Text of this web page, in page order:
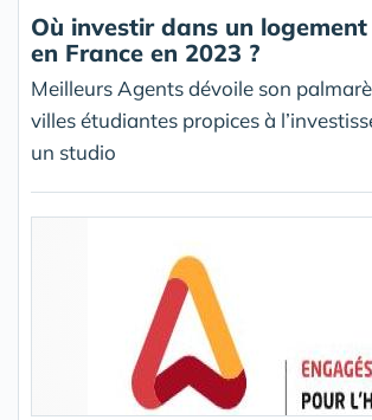
Où investir dans un
en France en 2023 ?
Meilleurs Agents dévoile son
villes étudiantes propices à
un studio